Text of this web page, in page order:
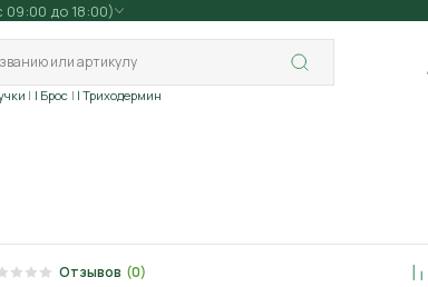
09:00 до 18:00)
| Брос | Триходермин
Отзывов (0)